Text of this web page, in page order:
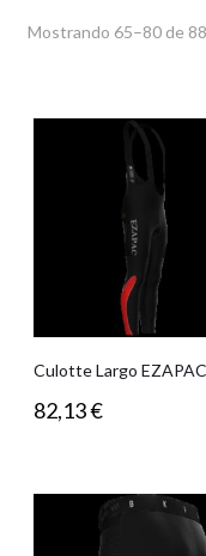
Mostrando 65–80 de
Culotte Largo EZAPAC
82,13€